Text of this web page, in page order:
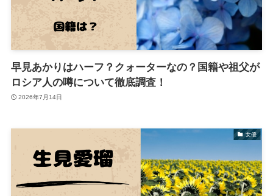
早見あかりはハーフ？クォーターなの？国籍や祖父が
ロシア人の噂について徹底調査！
2026年7月14日
女優